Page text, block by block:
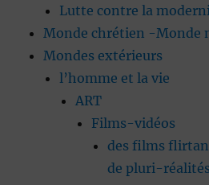
Lutte contre la
Monde chrétien -Monde
Mondes extérieurs
l’homme et la vie
ART
Films-vidéos
des films
de pluri-